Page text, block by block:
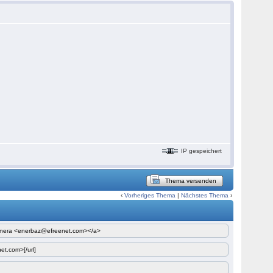
IP gespeichert
Thema versenden
‹Vorheriges Thema |Nächstes Thema ›